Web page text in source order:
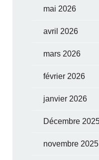
mai 2026
avril 2026
mars 2026
février 2026
janvier 2026
Décembre
novembre 2025